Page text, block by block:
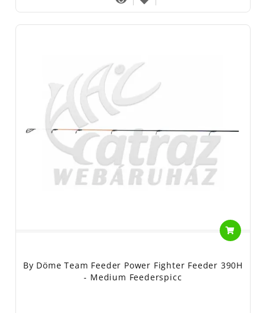
By Döme Team Feeder Power Fighter Feeder 390H
- Medium Feederspicc